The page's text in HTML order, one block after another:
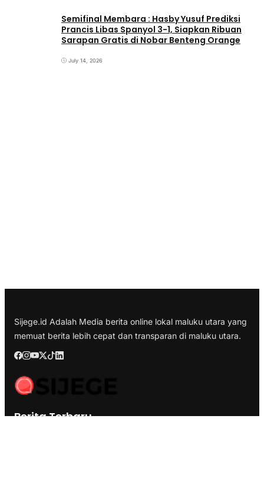
Semifinal Membara : Hasby Yusuf Prediksi
Prancis Libas Spanyol 3-1, Siapkan Ribuan
Sarapan Gratis di Nobar Benteng Orange
July 14, 2026
Sijege.id Adalah Media berita online lokal maluku utara yang
memuat berita lebih cepat dan transparan di maluku utara.
Berita Terbaru